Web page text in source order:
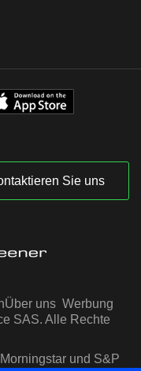
Sie uns
Über uns Werbung
SAS. Alle Rechte
und S&P